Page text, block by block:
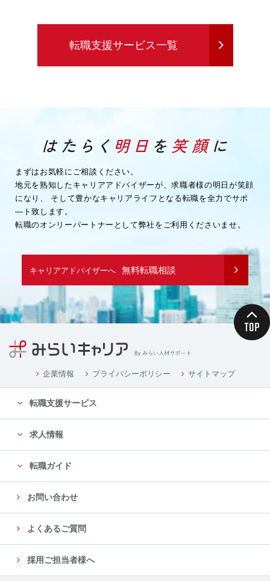
転職支援サービス一覧
まずはお気軽にご相談ください。
地元を熟知したキャリアアドバイザーが、求職者様の明日が笑顔
になり、
そして豊かなキャリアライフとなる転職を全力でサポ
―ト致します。
転職のオンリーパートナーとして弊社をご利用くださいませ。
キャリアアドバイザーへ 無料転職相談
企業情報 プライバシーポリシー サイトマップ
転職支援サービス
求人情報
転職ガイド
お問い合わせ
よくあるご質問
採用ご担当者様へ